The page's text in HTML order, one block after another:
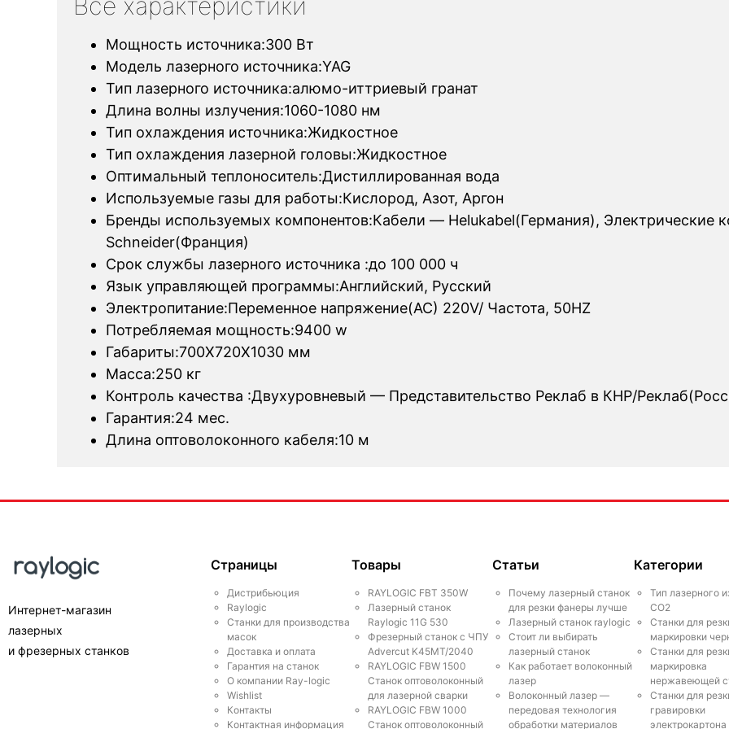
Все характеристики
Мощность источника:300 Вт
Модель лазерного источника:YAG
Тип лазерного источника:алюмо-иттриевый гранат
Длина волны излучения:1060-1080 нм
Тип охлаждения источника:Жидкостное
Тип охлаждения лазерной головы:Жидкостное
Оптимальный теплоноситель:Дистиллированная вода
Используемые газы для работы:Кислород, Азот, Аргон
Бренды используемых компонентов:Кабели — Helukabel(Германия), Электрические
Schneider(Франция)
Срок службы лазерного источника :до 100 000 ч
Язык управляющей программы:Английский, Русский
Электропитание:Переменное напряжение(AC) 220V/ Частота, 50HZ
Потребляемая мощность:9400 w
Габариты:700Х720Х1030 мм
Масса:250 кг
Контроль качества :Двухуровневый — Представительство Реклаб в КНР/
Гарантия:24 мес.
Длина оптоволоконного кабеля:10 м
Интернет-магазин
лазерных
и фрезерных станков
Страницы
Дистрибьюция
Raylogic
Станки для производства
масок
Доставка и оплата
Гарантия на станок
О компании Ray-logic
Wishlist
Контакты
Контактная информация
Товары
RAYLOGIC FBT 350W
Лазерный станок
Raylogic 11G 530
Фрезерный станок с ЧПУ
Advercut K45MT/2040
RAYLOGIC FBW 1500
Станок оптоволоконный
для лазерной сварки
RAYLOGIC FBW 1000
Станок оптоволоконный
Статьи
Почему лазерный станок
для резки фанеры лучше
Лазерный станок raylogic
Стоит ли выбирать
лазерный станок
Как работает волоконный
лазер
Волоконный лазер —
передовая технология
обработки материалов
Категории
Тип лазерного
СО2
Станки для
маркировки
Станки для
маркировка
нержавеющей
Станки для
гравировки
электрокартона